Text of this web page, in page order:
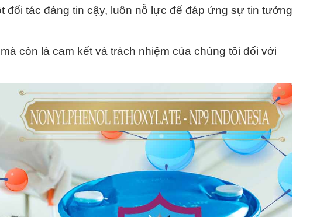
tác đáng tin cậy, luôn nỗ lực để đáp ứng sự tin tưởng
còn là cam kết và trách nhiệm của chúng tôi đối với